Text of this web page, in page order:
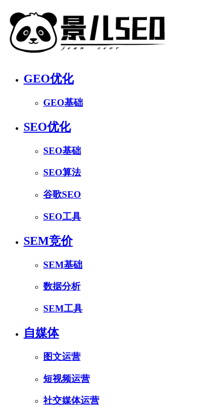
GEO优化
GEO基础
SEO优化
SEO基础
SEO算法
谷歌SEO
SEO工具
SEM竞价
SEM基础
数据分析
SEM工具
自媒体
图文运营
短视频运营
社交媒体运营